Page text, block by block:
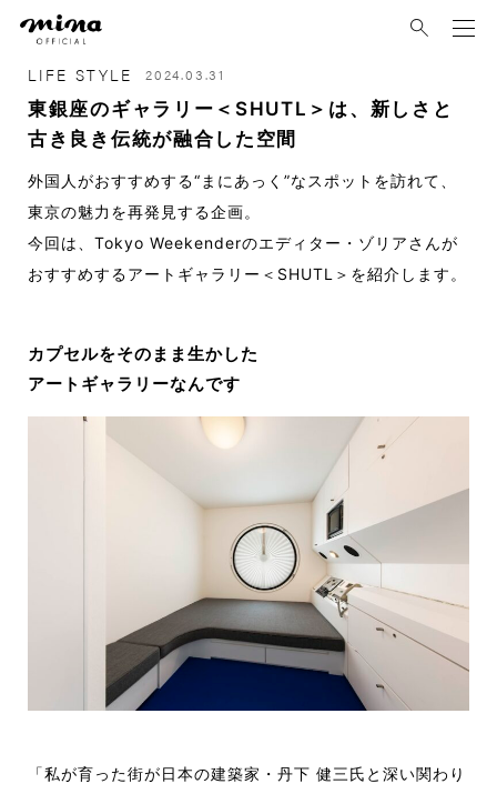
LIFE STYLE 2024.03.31
東銀座のギャラリー＜SHUTL＞は、新しさと
古き良き伝統が融合した空間
外国人がおすすめする“まにあっく”なスポットを訪れて、
東京の魅力を再発見する企画。
今回は、Tokyo Weekenderのエディター・ ゾリアさんが
おすすめするアートギャラリー＜ SHUTL ＞を紹介します。
カプセルをそのまま生かした
アートギャラリーなんです
「私が育った街が日本の建築家・丹下 健三氏と深い関わり